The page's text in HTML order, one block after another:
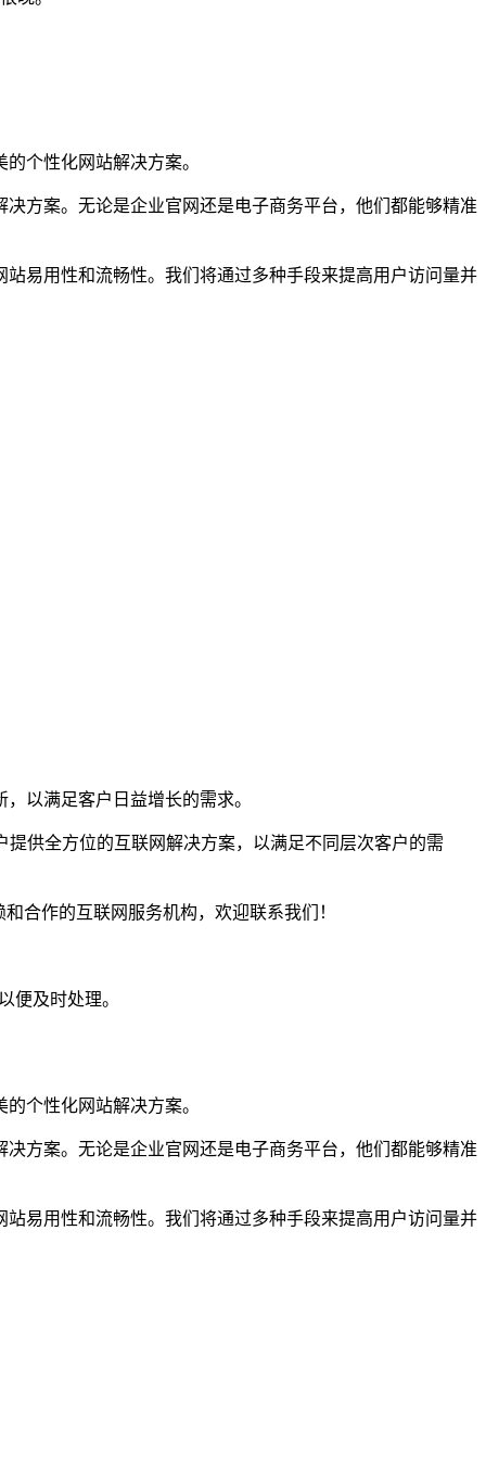
个性化网站解决方案。
方案。无论是企业官网还是电子商务平台，他们都能够精准
易用性和流畅性。我们将通过多种手段来提高用户访问量并
以满足客户日益增长的需求。
供全方位的互联网解决方案，以满足不同层次客户的需
合作的互联网服务机构，欢迎联系我们！
便及时处理。
个性化网站解决方案。
方案。无论是企业官网还是电子商务平台，他们都能够精准
易用性和流畅性。我们将通过多种手段来提高用户访问量并